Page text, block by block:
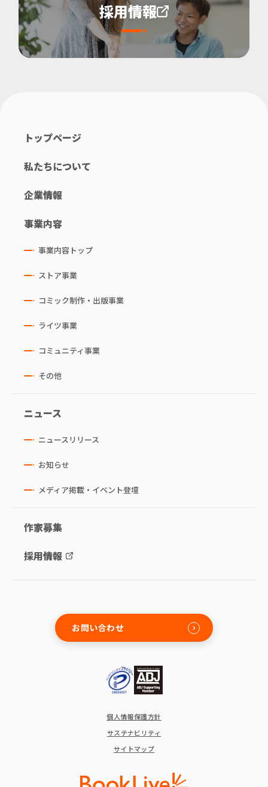
採用情報
トップページ
私たちについて
企業情報
事業内容
事業内容トップ
ストア事業
コミック制作・出版事業
ライツ事業
コミュニティ事業
その他
ニュース
ニュースリリース
お知らせ
メディア掲載・イベント登壇
作家募集
採用情報
お問い合わせ
個人情報保護方針
サステナビリティ
サイトマップ